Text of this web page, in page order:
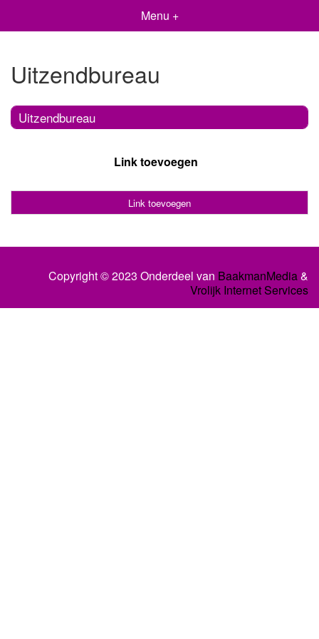
Menu +
Uitzendbureau
Uitzendbureau
Link toevoegen
Link toevoegen
Copyright © 2023 Onderdeel van BaakmanMedia&
Vrolijk Internet Services